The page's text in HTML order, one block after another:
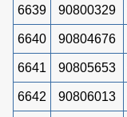
6639 90800329
6640 90804676
6641 90805653
6642 90806013